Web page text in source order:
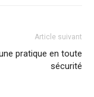
Article suivant
pratique en toute
sécurité